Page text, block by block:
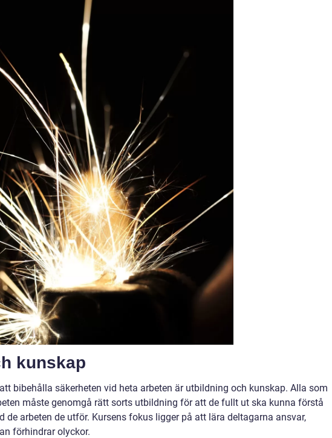
kunskap
bibehålla säkerheten vid heta arbeten är utbildning och kunskap. Alla som
måste genomgå rätt sorts utbildning för att de fullt ut ska kunna förstå
de arbeten de utför. Kursens fokus ligger på att lära deltagarna ansvar,
förhindrar olyckor.